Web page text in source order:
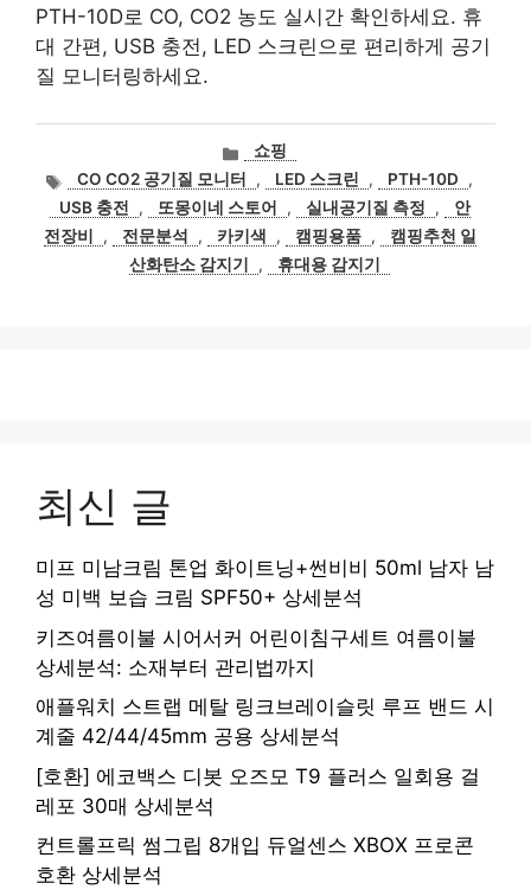
PTH-10D로 CO, CO2 농도 실시간 확인하세요. 휴
대 간편, USB 충전, LED 스크린으로 편리하게 공기
질 모니터링하세요.
카
테
고
리
쇼핑
태
그
CO CO2 공기질 모니터 , LED 스크린 , PTH-10D
,
USB 충전
, 또몽이네 스토어 , 실내공기질 측정 ,
안
전장비
, 전문분석 , 카키색 , 캠핑용품 ,
캠핑추천 일
산화탄소 감지기
, 휴대용 감지기
최신 글
미프 미남크림 톤업 화이트닝+썬비비 50ml 남자 남
성 미백 보습 크림 SPF50+ 상세분석
키즈여름이불 시어서커 어린이침구세트 여름이불
상세분석: 소재부터 관리법까지
애플워치 스트랩 메탈 링크브레이슬릿 루프 밴드 시
계줄 42/44/45mm 공용 상세분석
[호환] 에코백스 디봇 오즈모 T9 플러스 일회용 걸
레포 30매 상세분석
컨트롤프릭 썸그립 8개입 듀얼센스 XBOX 프로콘
호환 상세분석